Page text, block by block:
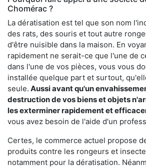
Chomérac ?
La dératisation est tel que son nom
des rats, des souris et tout autre
d'être nuisible dans la maison. En
rapidement ne serait-ce que l'une de
dans l'une de vos pièces, vous vous
installée quelque part et surtout,
seule. Aussi avant qu'un
destruction de vos biens et objets
les exterminer rapidement et
vous avez besoin de l'aide d'un
Certes, le commerce actuel propose
produits contre les rongeurs et
notamment pour la dératisation.